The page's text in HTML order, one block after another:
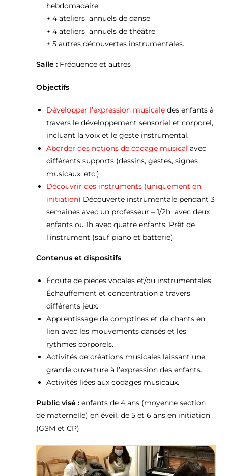
hebdomadaire
+ 4 ateliers annuels de danse
+ 4 ateliers annuels de théâtre
+ 5 autres découvertes instrumentales.
Salle : Fréquence et autres
Objectifs
Développer l’expression musicale des enfants à
travers le développement sensoriel et corporel,
incluant la voix et le geste instrumental.
Aborder des notions de codage musical avec
différents supports (dessins, gestes, signes
musicaux, etc.)
Découvrir des instruments (uniquement en
initiation) Découverte instrumentale pendant 3
semaines avec un professeur – 1/2h avec deux
enfants ou 1h avec quatre enfants. Prêt de
l’instrument (sauf piano et batterie)
Contenus et dispositifs
Écoute de pièces vocales et/ou instrumentales
Échauffement et concentration à travers
différents jeux.
Apprentissage de comptines et de chants en
lien avec les mouvements dansés et les
rythmes corporels.
Activités de créations musicales laissant une
grande ouverture à l’expression des enfants.
Activités liées aux codages musicaux.
Public visé : enfants de 4 ans (moyenne section
de maternelle) en éveil, de 5 et 6 ans en initiation
(GSM et CP)